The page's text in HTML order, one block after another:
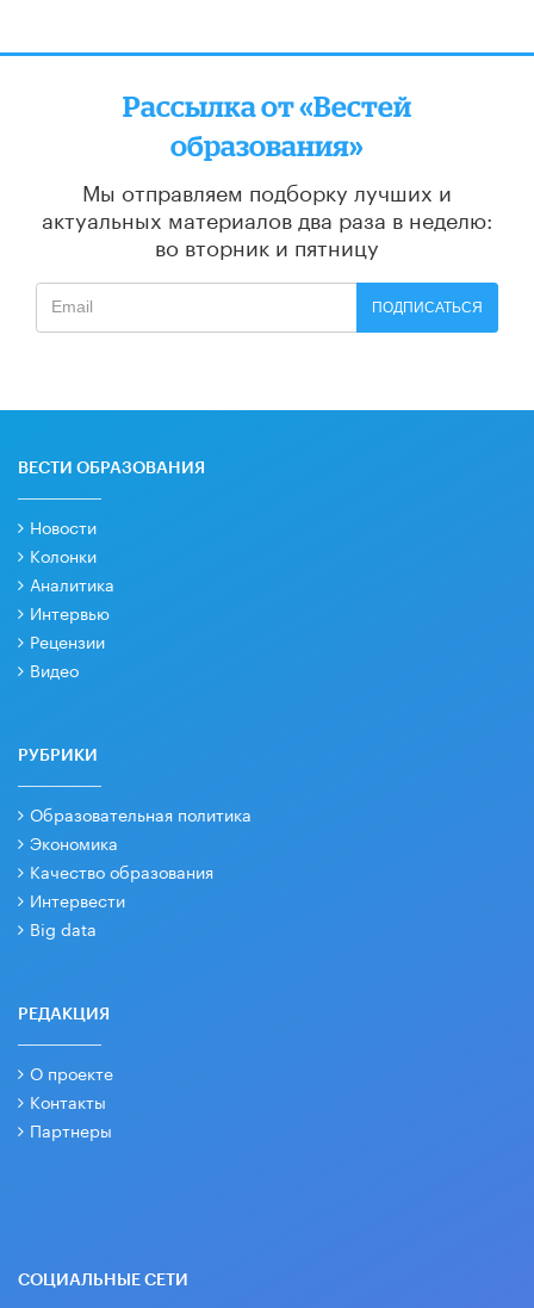
Рассылка от «Вестей
образования»
Мы отправляем подборку лучших и
актуальных материалов два раза в неделю:
во вторник и пятницу
ПОДПИСАТЬСЯ
ВЕСТИ ОБРАЗОВАНИЯ
Новости
Колонки
Аналитика
Интервью
Рецензии
Видео
РУБРИКИ
Образовательная политика
Экономика
Качество образования
Интервести
Big data
РЕДАКЦИЯ
О проекте
Контакты
Партнеры
СОЦИАЛЬНЫЕ СЕТИ